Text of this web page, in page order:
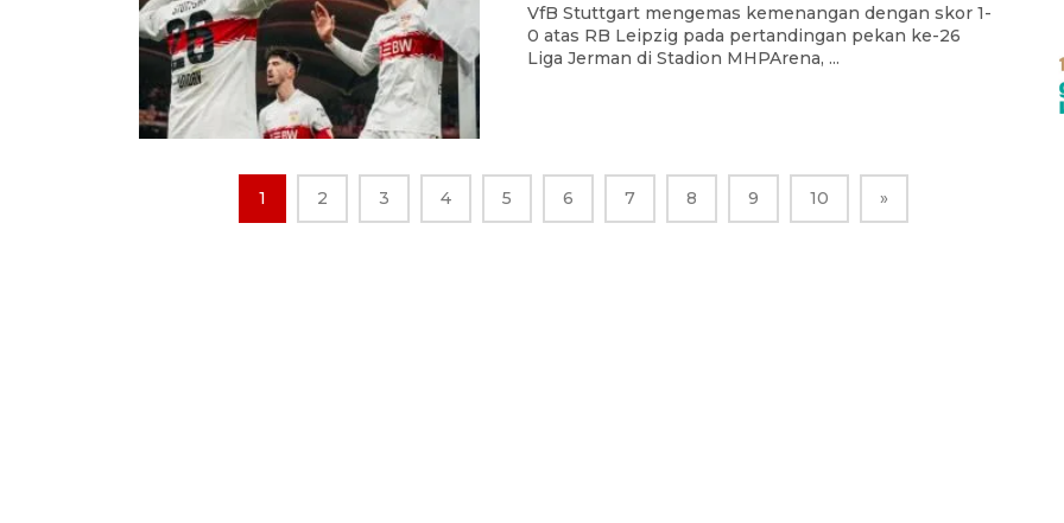
VfB Stuttgart mengemas kemenangan dengan skor 1-
0 atas RB Leipzig pada pertandingan pekan ke-26
Liga Jerman di Stadion MHPArena, ...
1 2 3 4 5 6 7 8 9 10 »